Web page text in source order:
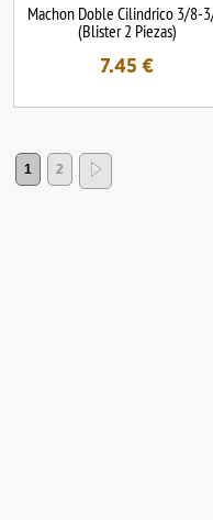
Machon Doble Cilindrico 3/8-
(Blister 2 Piezas)
7.45 €
1 2